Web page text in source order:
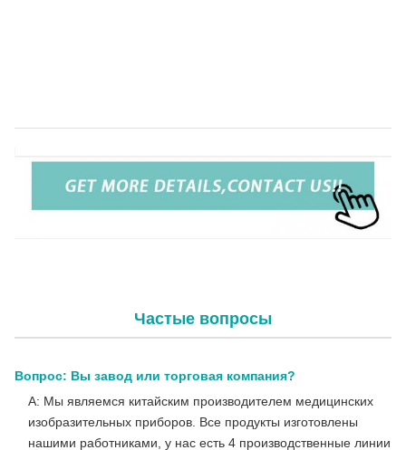
Частые вопросы
Вопрос: Вы завод или торговая компания?
A: Мы являемся китайским производителем медицинских
изобразительных приборов. Все продукты изготовлены
нашими работниками, у нас есть 4 производственные линии